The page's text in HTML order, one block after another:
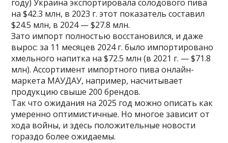
году) Украина экспортировала солодового пива
на $42.3 млн, в 2023 г. этот показатель составил
$24.5 млн, в 2024 — $27.8 млн.
Зато импорт полностью восстановился, и даже
вырос: за 11 месяцев 2024 г. было импортировано
хмельного напитка на $72.5 млн (в 2021 г. — $71.8
млн). Ассортимент импортного пива онлайн-
маркета МАУДАУ, например, насчитывает
продукцию свыше 200 брендов.
Так что ожидания на 2025 год можно описать как
умеренно оптимистичные. Но многое зависит от
хода войны, и здесь положительные новости
гораздо более ожидаемы.